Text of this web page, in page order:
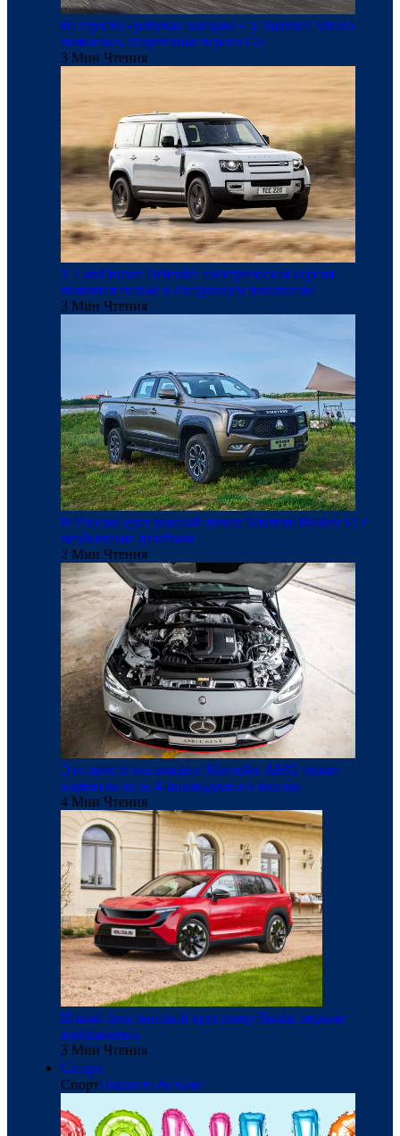
Не просто «рабочая лошадка»: у Vauxhall Vivaro
появилась спортивная версия GS
3 Мин Чтения
У Land Rover Defender электрическая версия
появится только в следующем поколении
3 Мин Чтения
В Россию едет рамный пикап Sinotruk Bolden S7 с
необычным дизайном
2 Мин Чтения
Это просто несолидно: Mercedes-AMG теряет
клиентов из-за 4-цилиндрового мотора
4 Мин Чтения
Новый флагманский кроссовер Skoda: первые
изображения
3 Мин Чтения
Спорт
СпортПоказать больше